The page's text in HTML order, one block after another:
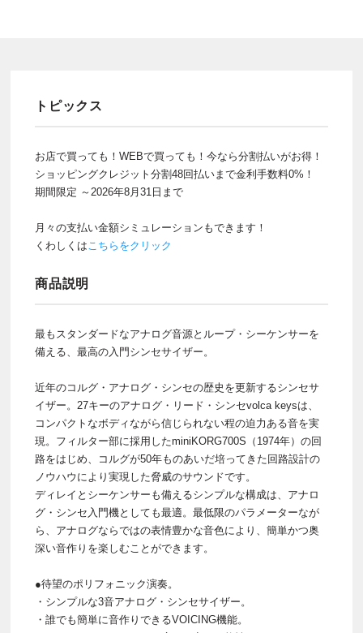
トピックス
お店で買っても！WEBで買っても！今なら分割払いがお得！
ショッピングクレジット分割48回払いまで金利手数料0%！
期間限定 ～2026年8月31日まで
月々の支払い金額シミュレーションもできます！
くわしくはこちらをクリック
商品説明
最もスタンダードなアナログ音源とループ・シーケンサーを
備える、最高の入門シンセサイザー。
近年のコルグ・アナログ・シンセの歴史を更新するシンセサ
イザー。27キーのアナログ・リード・シンセvolca keysは、
コンパクトなボディながら信じられない程の迫力ある音を実
現。フィルター部に採用したminiKORG700S（1974年）の回
路をはじめ、コルグが50年ものあいだ培ってきた回路設計の
ノウハウにより実現した脅威のサウンドです。
ディレイとシーケンサーも備えるシンプルな構成は、アナロ
グ・シンセ入門機としても最適。最低限のパラメーターなが
ら、アナログならではの表情豊かな音色により、簡単かつ奥
深い音作りを楽しむことができます。
●待望のポリフォニック演奏。
・シンプルな3音アナログ・シンセサイザー。
・誰でも簡単に音作りできるVOICING機能。